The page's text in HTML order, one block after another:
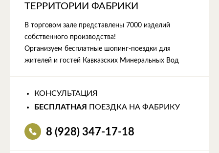
ТЕРРИТОРИИ ФАБРИКИ
В торговом зале представлены 7000 изделий
собственного производства!
Организуем бесплатные шопинг-поездки для
жителей и гостей Кавказских Минеральных Вод
КОНСУЛЬТАЦИЯ
БЕСПЛАТНАЯ
ПОЕЗДКА НА ФАБРИКУ
8 (928) 347-17-18